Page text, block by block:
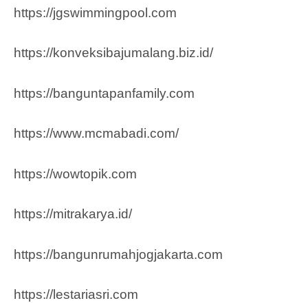
https://jgswimmingpool.com
https://konveksibajumalang.biz.id/
https://banguntapanfamily.com
https://www.mcmabadi.com/
https://wowtopik.com
https://mitrakarya.id/
https://bangunrumahjogjakarta.com
https://lestariasri.com